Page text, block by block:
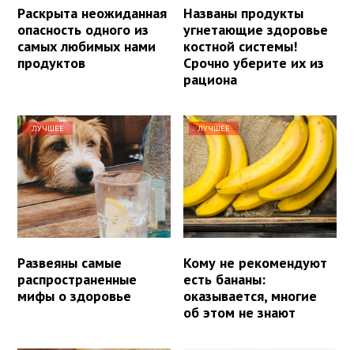
Раскрыта неожиданная
опасность одного из
самых любимых нами
продуктов
Названы продукты
угнетающие здоровье
костной системы!
Срочно уберите их из
рациона
ЛУЧШЕЕ
Развеяны самые
распространенные
мифы о здоровье
ЛУЧШЕЕ
Кому не рекомендуют
есть бананы:
оказывается, многие
об этом не знают